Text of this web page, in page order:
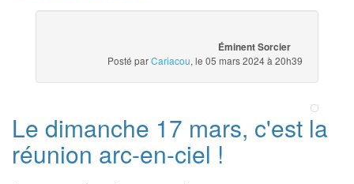
Éminent Sorcier
Posté parCariacou, le 05 mars 2024 à 20h39
Le dimanche 17 mars, c'est la
réunion arc-en-ciel !